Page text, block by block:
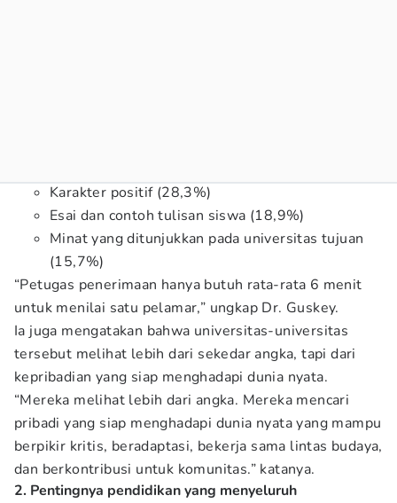
Karakter positif (28,3%)
Esai dan contoh tulisan siswa (18,9%)
Minat yang ditunjukkan pada universitas tujuan
(15,7%)
“Petugas penerimaan hanya butuh rata-rata 6 menit
untuk menilai satu pelamar,” ungkap Dr. Guskey.
Ia juga mengatakan bahwa universitas-universitas
tersebut melihat lebih dari sekedar angka, tapi dari
kepribadian yang siap menghadapi dunia nyata.
“Mereka melihat lebih dari angka. Mereka mencari
pribadi yang siap menghadapi dunia nyata yang mampu
berpikir kritis, beradaptasi, bekerja sama lintas budaya,
dan berkontribusi untuk komunitas.” katanya.
2. Pentingnya pendidikan yang menyeluruh